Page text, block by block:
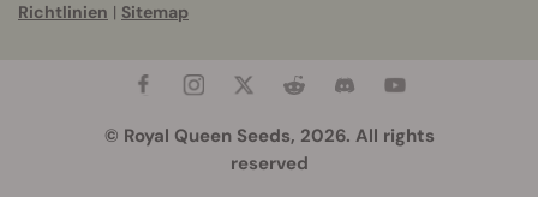
Richtlinien | Sitemap
© Royal Queen Seeds, 2026. All rights
reserved